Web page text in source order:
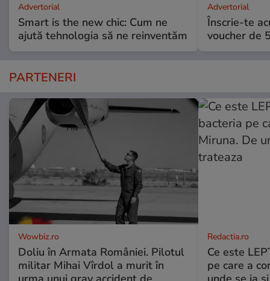
Advertorial
Smart is the new chic: Cum ne
ajută tehnologia să ne reinventăm
Advertorial
Înscrie-te
voucher de
PARTENERI
Wowbiz.ro
Doliu în Armata României. Pilotul
militar Mihai Vîrdol a murit în
Redactia.ro
Ce este
pe care a